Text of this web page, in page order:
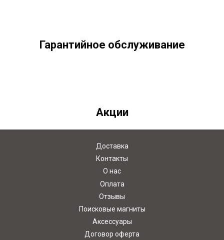
Гарантийное обслуживание
Акции
Доставка
Контакты
О нас
Оплата
Отзывы
Поисковые магниты
Аксессуары
Договор оферта